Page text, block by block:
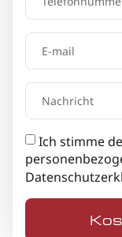
Ich stimme